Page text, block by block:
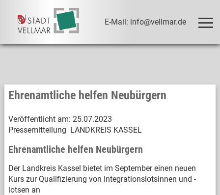
E-Mail: info@vellmar.de
Ehrenamtliche helfen Neubürgern
Veröffentlicht am: 25.07.2023
Pressemitteilung LANDKREIS KASSEL
Ehrenamtliche helfen Neubürgern
Der Landkreis Kassel bietet im September einen neuen
Kurs zur Qualifizierung von Integrationslotsinnen und -
lotsen an